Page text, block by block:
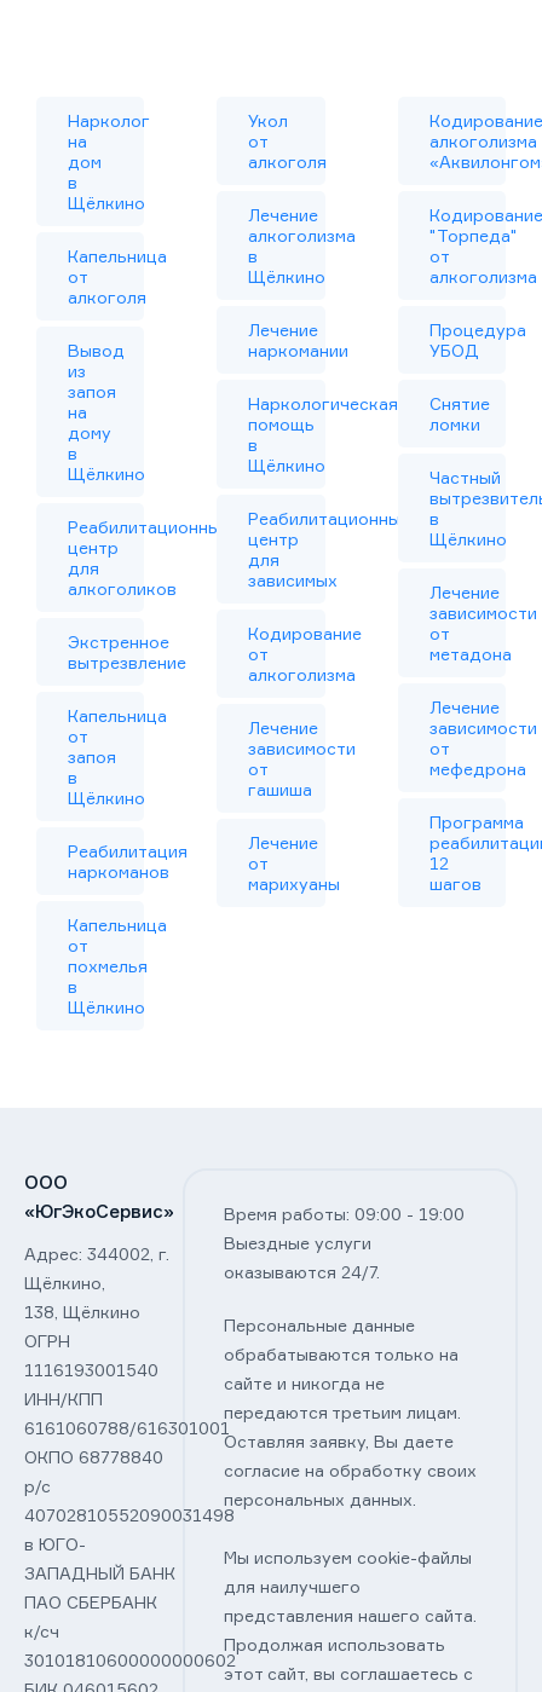
Нарколог
на
дом
в
Щёлкино
Капельница
от
алкоголя
Вывод
из
запоя
на
дому
в
Щёлкино
Реабилитационный
центр
для
алкоголиков
Экстренное
вытрезвление
Капельница
от
запоя
в
Щёлкино
Реабилитация
наркоманов
Капельница
от
похмелья
в
Щёлкино
Укол
от
алкоголя
Лечение
алкоголизма
в
Щёлкино
Лечение
наркомании
Наркологическая
помощь
в
Щёлкино
Реабилитационный
центр
для
зависимых
Кодирование
от
алкоголизма
Лечение
зависимости
от
гашиша
Лечение
от
марихуаны
Кодирование
алкоголизма
Кодирование
"Торпеда"
от
алкоголизма
Процедура
УБОД
Снятие
ломки
Частный
в
Щёлкино
Лечение
зависимости
от
метадона
Лечение
зависимости
от
мефедрона
Программа
12
шагов
ООО
«ЮгЭкоСервис»
Адрес: 344002, г.
Щёлкино,
138, Щёлкино
ОГРН
1116193001540
ИНН/КПП
6161060788/616301001
ОКПО 68778840
р/с
40702810552090031498
в ЮГО-
ЗАПАДНЫЙ БАНК
ПАО СБЕРБАНК
к/сч
30101810600000000602
Время работы: 09:00 - 19:00
Выездные услуги
оказываются 24/7.
Персональные данные
обрабатываются только на
сайте и никогда не
передаются третьим лицам.
Оставляя заявку, Вы даете
согласие на обработку своих
персональных данных.
Мы используем cookie-файлы
для наилучшего
представления нашего сайта.
Продолжая использовать
этот сайт, вы соглашаетесь с